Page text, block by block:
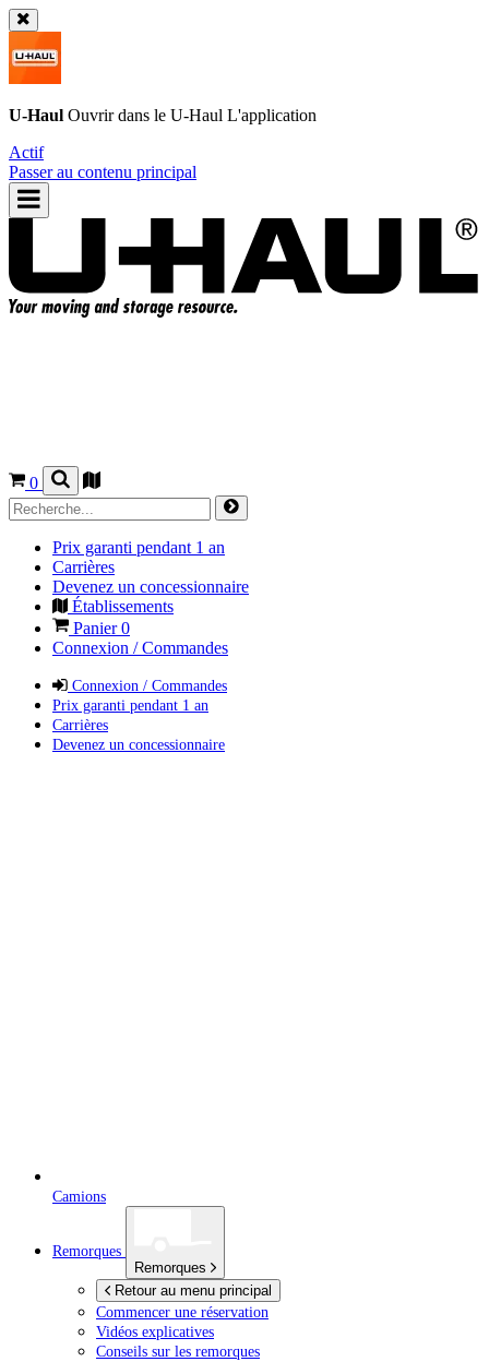
U-Haul Ouvrir dans le U-Haul L'application
Actif
Passer au contenu principal
0
Prix garanti pendant 1 an
Carrières
Devenez un concessionnaire
Établissements
Panier0
Connexion / Commandes
Connexion / Commandes
Prix garanti pendant 1 an
Carrières
Devenez un concessionnaire
Camions
Remorques
Remorques
Retour au menu principal
Commencer une réservation
Vidéos explicatives
Conseils sur les remorques